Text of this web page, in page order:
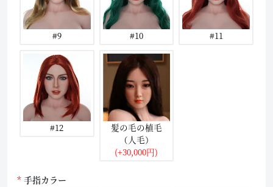
#9 #10 #11
#12
髪の毛の植毛
（人毛）
(+30,000円)
手指カラー